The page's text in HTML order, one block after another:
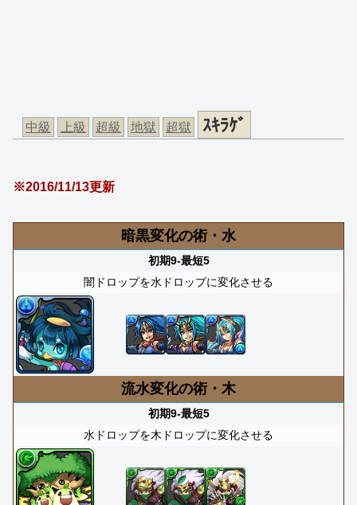
中級 上級 超級 地獄 超獄 ｽｷﾗｹﾞ
※2016/11/13更新
暗黒変化の術・水
初期9-最短5
闇ドロップを水ドロップに変化させる
流水変化の術・木
初期9-最短5
水ドロップを木ドロップに変化させる